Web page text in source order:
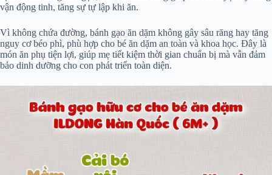
vận động tinh, tăng sự tự lập khi ăn.
Vì không chứa đường, bánh gạo ăn dặm không gây sâu răng hay tăng
nguy cơ béo phì, phù hợp cho bé ăn dặm an toàn và khoa học. Đây là
món ăn phụ tiện lợi, giúp mẹ tiết kiệm thời gian chuẩn bị mà vẫn đảm
bảo dinh dưỡng cho con phát triển toàn diện.